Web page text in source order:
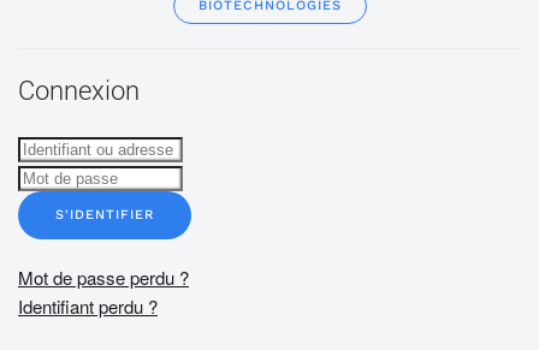
BIOTECHNOLOGIES
Connexion
S'IDENTIFIER
Mot de passe perdu ?
Identifiant perdu ?